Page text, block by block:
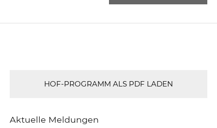
HOF-PROGRAMM ALS PDF LADEN
Aktuelle Meldungen